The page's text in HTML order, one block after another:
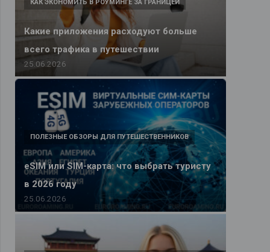
Какие приложения расходуют больше
всего трафика в путешествии
КАК ЭКОНОМИТЬ В РОУМИНГЕ ЗА ГРАНИЦЕЙ
25.06.2026
eSIM или SIM-карта: что выбрать туристу
в 2026 году
ПОЛЕЗНЫЕ ОБЗОРЫ ДЛЯ ПУТЕШЕСТВЕННИКОВ
25.06.2026